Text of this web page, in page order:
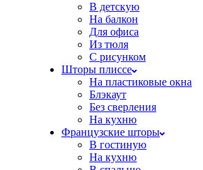
В детскую
На балкон
Для офиса
Из тюля
С рисунком
Шторы плиссе
На пластиковые окна
Блэкаут
Без сверления
На кухню
Французские шторы
В гостиную
На кухню